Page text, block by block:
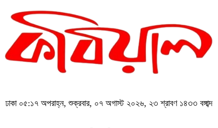
ঢাকা ০৫:১৭ অপরাহ্ন, শুক্রবার, ০৭ অগাস্ট ২০২৬, ২৩ শ্রাবণ ১৪৩৩ বঙ্গাব্দ